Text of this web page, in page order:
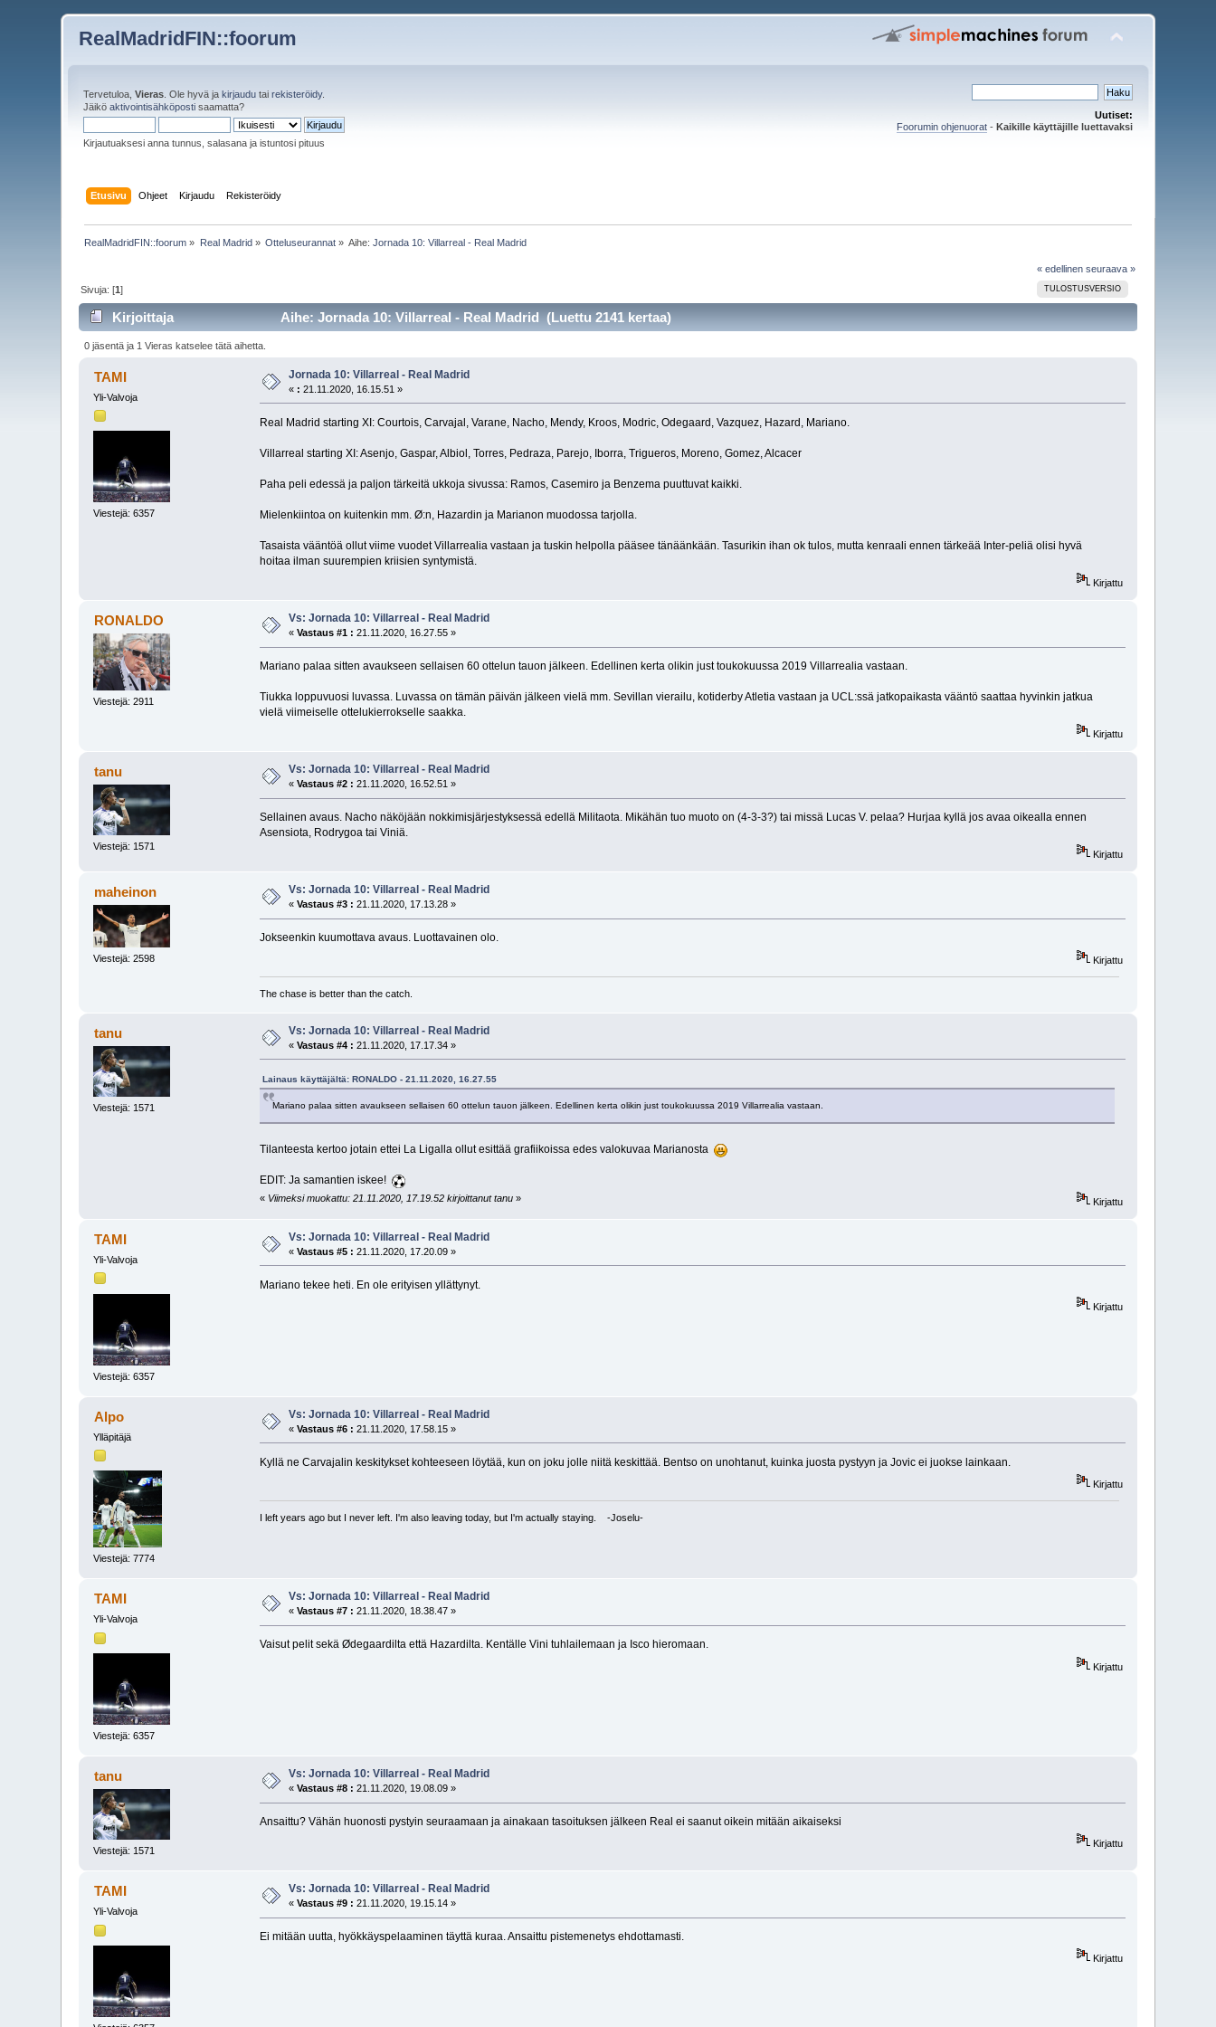
RealMadridFIN::foorum
Tervetuloa,Vieras . Ole hyvä jakirjaudu tairekisteröidy.
Jäiköaktivointisähköposti saamatta?
Kirjautuaksesi anna tunnus, salasana ja istuntosi pituus
Uutiset:
Foorumin ohjenuorat- Kaikille käyttäjille luettavaksi
Etusivu Ohjeet Kirjaudu Rekisteröidy
RealMadridFIN::foorum » Real Madrid» Otteluseurannat » Aihe:Jornada 10: Villarreal - Real Madrid
« edellinen seuraava »
TULOSTUSVERSIO
Sivuja: [1]
Kirjoittaja Aihe: Jornada 10: Villarreal - Real Madrid (Luettu 2141 kertaa)
0 jäsentä ja 1 Vieras katselee tätä aihetta.
TAMI
Yli-Valvoja
Viestejä: 6357
Jornada 10: Villarreal - Real Madrid
« : 21.11.2020, 16.15.51 »
Real Madrid starting XI: Courtois, Carvajal, Varane, Nacho, Mendy, Kroos, Modric, Odegaard, Vazquez, Hazard, Mariano.
Villarreal starting XI: Asenjo, Gaspar, Albiol, Torres, Pedraza, Parejo, Iborra, Trigueros, Moreno, Gomez, Alcacer
Paha peli edessä ja paljon tärkeitä ukkoja sivussa: Ramos, Casemiro ja Benzema puuttuvat kaikki.
Mielenkiintoa on kuitenkin mm. Ø:n, Hazardin ja Marianon muodossa tarjolla.
Tasaista vääntöä ollut viime vuodet Villarrealia vastaan ja tuskin helpolla pääsee tänäänkään. Tasurikin ihan ok tulos, mutta kenraali ennen tärkeää Inter-peliä olisi hyvä
hoitaa ilman suurempien kriisien syntymistä.
Kirjattu
RONALDO
Viestejä: 2911
Vs: Jornada 10: Villarreal - Real Madrid
«Vastaus #1 : 21.11.2020, 16.27.55 »
Mariano palaa sitten avaukseen sellaisen 60 ottelun tauon jälkeen. Edellinen kerta olikin just toukokuussa 2019 Villarrealia vastaan.
Tiukka loppuvuosi luvassa. Luvassa on tämän päivän jälkeen vielä mm. Sevillan vierailu, kotiderby Atletia vastaan ja UCL:ssä jatkopaikasta vääntö saattaa hyvinkin jatkua
vielä viimeiselle ottelukierrokselle saakka.
Kirjattu
tanu
Viestejä: 1571
Vs: Jornada 10: Villarreal - Real Madrid
«Vastaus #2 : 21.11.2020, 16.52.51 »
Sellainen avaus. Nacho näköjään nokkimisjärjestyksessä edellä Militaota. Mikähän tuo muoto on (4-3-3?) tai missä Lucas V. pelaa? Hurjaa kyllä jos avaa oikealla ennen
Asensiota, Rodrygoa tai Viniä.
Kirjattu
maheinon
Viestejä: 2598
Vs: Jornada 10: Villarreal - Real Madrid
«Vastaus #3 : 21.11.2020, 17.13.28 »
Jokseenkin kuumottava avaus. Luottavainen olo.
Kirjattu
The chase is better than the catch.
tanu
Viestejä: 1571
Vs: Jornada 10: Villarreal - Real Madrid
«Vastaus #4 : 21.11.2020, 17.17.34 »
Lainaus käyttäjältä: RONALDO - 21.11.2020, 16.27.55
Mariano palaa sitten avaukseen sellaisen 60 ottelun tauon jälkeen. Edellinen kerta olikin just toukokuussa 2019 Villarrealia vastaan.
Tilanteesta kertoo jotain ettei La Ligalla ollut esittää grafiikoissa edes valokuvaa Marianosta
EDIT: Ja samantien iskee!
« Viimeksi muokattu: 21.11.2020, 17.19.52 kirjoittanut tanu» Kirjattu
TAMI
Yli-Valvoja
Viestejä: 6357
Vs: Jornada 10: Villarreal - Real Madrid
«Vastaus #5 : 21.11.2020, 17.20.09 »
Mariano tekee heti. En ole erityisen yllättynyt.
Kirjattu
Alpo
Ylläpitäjä
Viestejä: 7774
Vs: Jornada 10: Villarreal - Real Madrid
«Vastaus #6 : 21.11.2020, 17.58.15 »
Kyllä ne Carvajalin keskitykset kohteeseen löytää, kun on joku jolle niitä keskittää. Bentso on unohtanut, kuinka juosta pystyyn ja Jovic ei juokse lainkaan.
Kirjattu
I left years ago but I never left. I'm also leaving today, but I'm actually staying. -Joselu-
TAMI
Yli-Valvoja
Viestejä: 6357
Vs: Jornada 10: Villarreal - Real Madrid
«Vastaus #7 : 21.11.2020, 18.38.47 »
Vaisut pelit sekä Ødegaardilta että Hazardilta. Kentälle Vini tuhlailemaan ja Isco hieromaan.
Kirjattu
tanu
Viestejä: 1571
Vs: Jornada 10: Villarreal - Real Madrid
«Vastaus #8 : 21.11.2020, 19.08.09 »
Ansaittu? Vähän huonosti pystyin seuraamaan ja ainakaan tasoituksen jälkeen Real ei saanut oikein mitään aikaiseksi
Kirjattu
TAMI
Yli-Valvoja
Vs: Jornada 10: Villarreal - Real Madrid
«Vastaus #9 : 21.11.2020, 19.15.14 »
Ei mitään uutta, hyökkäyspelaaminen täyttä kuraa. Ansaittu pistemenetys ehdottamasti.
Kirjattu